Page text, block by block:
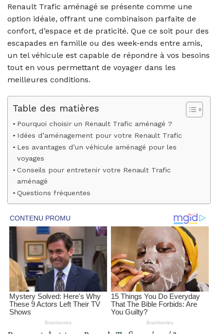
Renault Trafic aménagé se présente comme une
option idéale, offrant une combinaison parfaite de
confort, d’espace et de praticité. Que ce soit pour des
escapades en famille ou des week-ends entre amis,
un tel véhicule est capable de répondre à vos besoins
tout en vous permettant de voyager dans les
meilleures conditions.
Table des matières
Pourquoi choisir un Renault Trafic aménagé ?
Idées d’aménagement pour votre Renault Trafic
Les avantages d’un véhicule aménagé pour les
voyages
Conseils pour entretenir votre Renault Trafic
aménagé
Questions fréquentes